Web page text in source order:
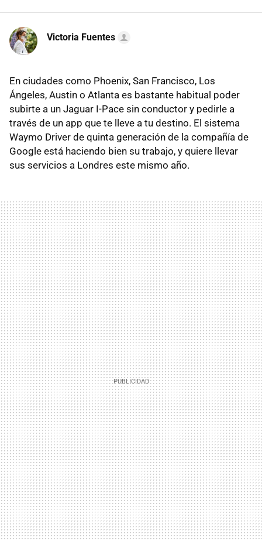
Victoria Fuentes
En ciudades como Phoenix, San Francisco, Los
Ángeles, Austin o Atlanta es bastante habitual poder
subirte a un Jaguar I-Pace sin conductor y pedirle a
través de un app que te lleve a tu destino. El sistema
Waymo Driver de quinta generación de la compañía de
Google está haciendo bien su trabajo, y quiere llevar
sus servicios a Londres este mismo año.